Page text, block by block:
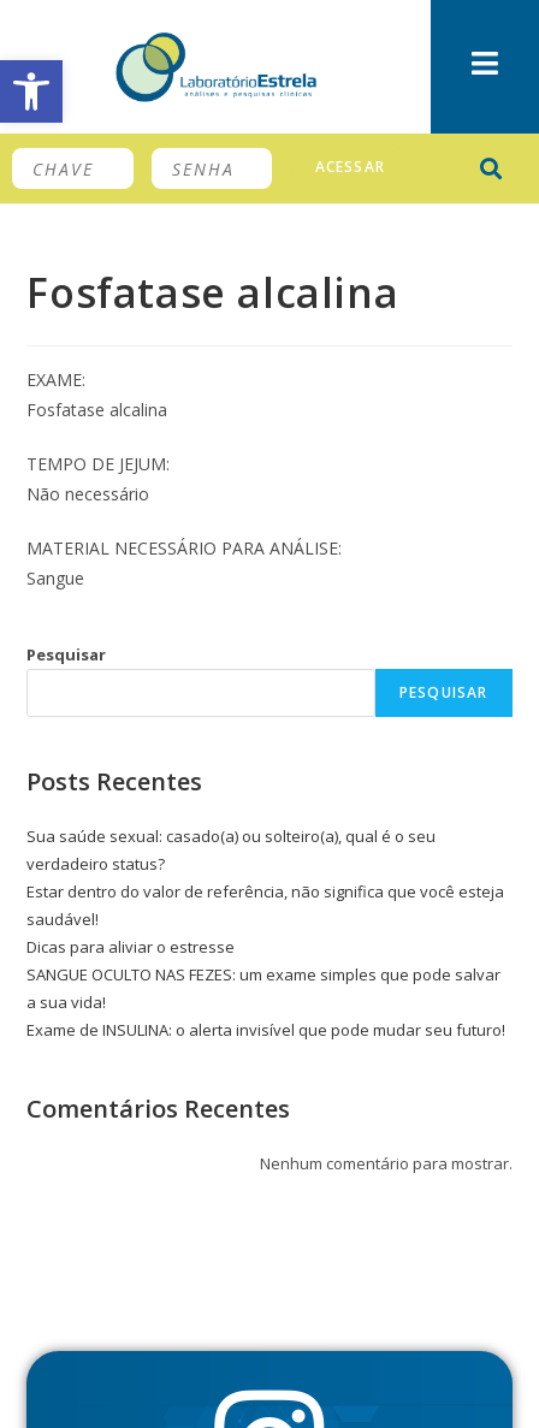
Barra de Ferramentas Aberta
ACESSAR
Fosfatase alcalina
EXAME:
Fosfatase alcalina
TEMPO DE JEJUM:
Não necessário
MATERIAL NECESSÁRIO PARA ANÁLISE:
Sangue
Pesquisar
PESQUISAR
Posts Recentes
Sua saúde sexual: casado(a) ou solteiro(a), qual é o seu
verdadeiro status?
Estar dentro do valor de referência, não significa que você esteja
saudável!
Dicas para aliviar o estresse
SANGUE OCULTO NAS FEZES: um exame simples que pode salvar
a sua vida!
Exame de INSULINA: o alerta invisível que pode mudar seu futuro!
Comentários Recentes
Nenhum comentário para mostrar.